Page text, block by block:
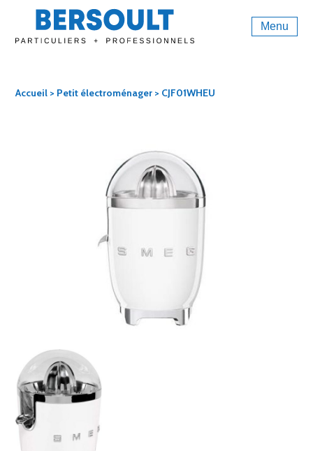
Menu
Accueil > Petit électroménager > CJF01WHEU